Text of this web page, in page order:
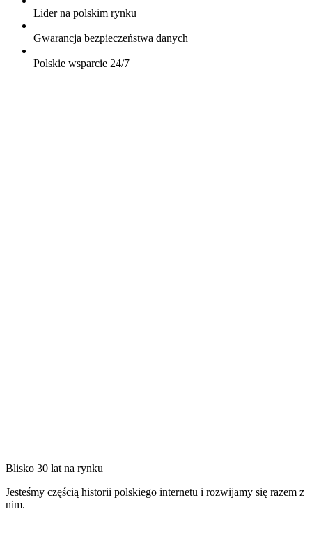
Lider na polskim rynku
Gwarancja bezpieczeństwa danych
Polskie wsparcie 24/7
Blisko 30 lat na rynku
Jesteśmy częścią historii polskiego internetu i rozwijamy się razem z
nim.